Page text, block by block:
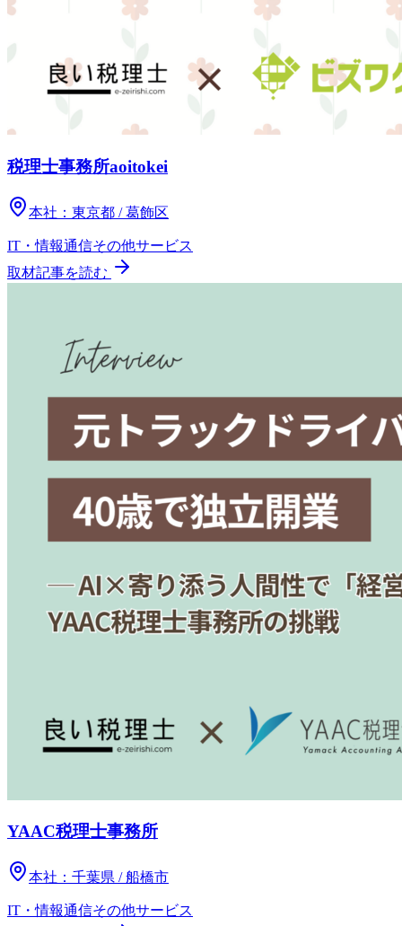
税理士事務所aoitokei
本社： 東京都 / 葛飾区
IT・情報通信その他サービス
取材記事を読む
YAAC税理士事務所
本社： 千葉県 / 船橋市
IT・情報通信その他サービス